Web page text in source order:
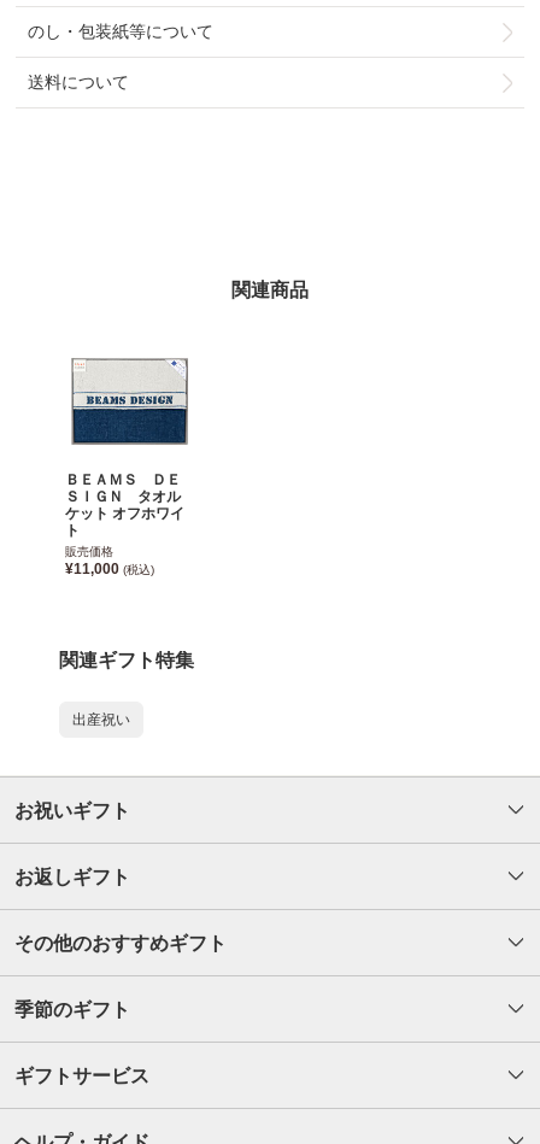
のし・包装紙等について
送料について
関連商品
ＢＥＡＭＳ ＤＥ
ＳＩＧＮ タオル
ケット オフホワイ
ト
販売価格
¥11,000 (税込)
関連ギフト特集
出産祝い
お祝いギフト
お返しギフト
その他のおすすめギフト
季節のギフト
ギフトサービス